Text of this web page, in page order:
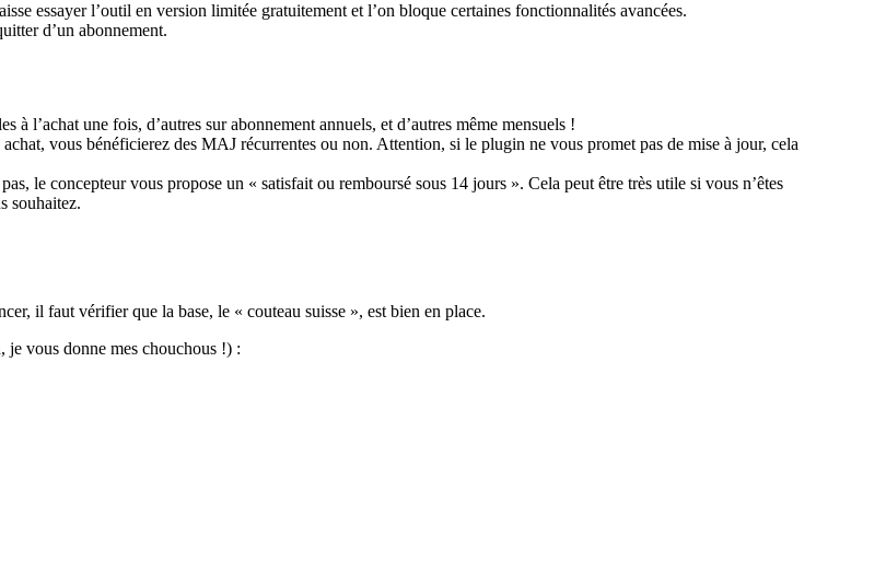
essayer l’outil en version limitée gratuitement et l’on bloque certaines fonctionnalités avancées.
d’un abonnement.
l’achat une fois, d’autres sur abonnement annuels, et d’autres même mensuels !
vous bénéficierez des MAJ récurrentes ou non. Attention, si le plugin ne vous promet pas de mise à jour, cela
le concepteur vous propose un « satisfait ou remboursé sous 14 jours ». Cela peut être très utile si vous n’êtes
souhaitez.
il faut vérifier que la base, le « couteau suisse », est bien en place.
je vous donne mes chouchous !) :